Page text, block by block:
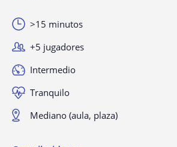
>15 minutos
+5 jugadores
Intermedio
Tranquilo
Mediano (aula, plaza)
Última actualización: 17/01/2020